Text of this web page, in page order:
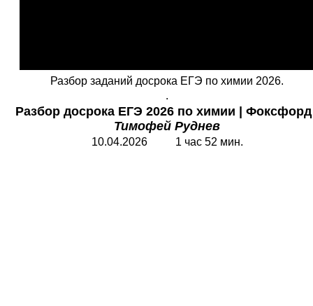
Разбор заданий досрока ЕГЭ по химии 2026.
.
Разбор досрока ЕГЭ 2026 по химии Фоксфорд
Тимофей Руднев
10.04.2026 1 час 52 мин.